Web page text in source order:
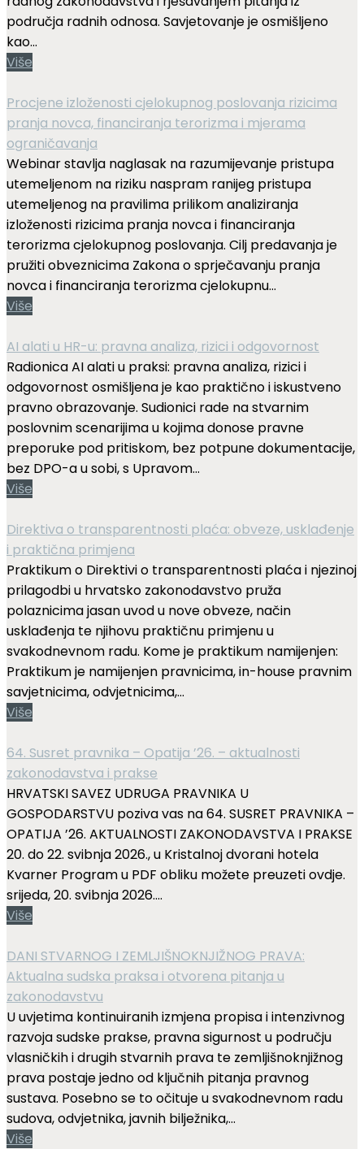
područja radnih odnosa. Savjetovanje je osmišljeno
kao...
Više
Procjene izloženosti cjelokupnog poslovanja rizicima
pranja novca, financiranja terorizma i mjerama
ograničavanja
Webinar stavlja naglasak na razumijevanje pristupa
utemeljenom na riziku naspram ranijeg pristupa
utemeljenog na pravilima prilikom analiziranja
izloženosti rizicima pranja novca i financiranja
terorizma cjelokupnog poslovanja. Cilj predavanja je
pružiti obveznicima Zakona o sprječavanju pranja
novca i financiranja terorizma cjelokupnu...
Više
AI alati u HR-u: pravna analiza, rizici i odgovornost
Radionica AI alati u praksi: pravna analiza, rizici i
odgovornost osmišljena je kao praktično i iskustveno
pravno obrazovanje. Sudionici rade na stvarnim
poslovnim scenarijima u kojima donose pravne
preporuke pod pritiskom, bez potpune dokumentacije,
bez DPO-a u sobi, s Upravom...
Više
Direktiva o transparentnosti plaća: obveze, usklađenje
i praktična primjena
Praktikum o Direktivi o transparentnosti plaća i njezinoj
prilagodbi u hrvatsko zakonodavstvo pruža
polaznicima jasan uvod u nove obveze, način
usklađenja te njihovu praktičnu primjenu u
svakodnevnom radu. Kome je praktikum namijenjen:
Praktikum je namijenjen pravnicima, in-house pravnim
savjetnicima, odvjetnicima,...
Više
64. Susret pravnika – Opatija ’26. – aktualnosti
zakonodavstva i prakse
HRVATSKI SAVEZ UDRUGA PRAVNIKA U
GOSPODARSTVU poziva vas na 64. SUSRET PRAVNIKA –
OPATIJA ’26. AKTUALNOSTI ZAKONODAVSTVA I PRAKSE
20. do 22. svibnja 2026., u Kristalnoj dvorani hotela
Kvarner Program u PDF obliku možete preuzeti ovdje.
srijeda, 20. svibnja 2026....
Više
DANI STVARNOG I ZEMLJIŠNOKNJIŽNOG PRAVA:
Aktualna sudska praksa i otvorena pitanja u
zakonodavstvu
U uvjetima kontinuiranih izmjena propisa i intenzivnog
razvoja sudske prakse, pravna sigurnost u području
vlasničkih i drugih stvarnih prava te zemljišnoknjižnog
prava postaje jedno od ključnih pitanja pravnog
sustava. Posebno se to očituje u svakodnevnom radu
sudova, odvjetnika, javnih bilježnika,...
Više